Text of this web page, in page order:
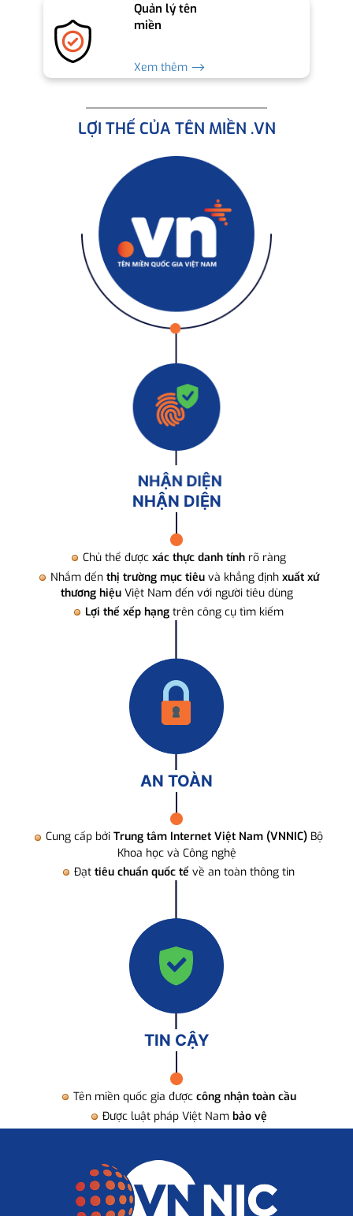
Quản lý tên
miền
Xem thêm ⟶
LỢI THẾ CỦA TÊN MIỀN .VN
NHẬN DIỆN
Chủ thể được xác thực danh tính rõ ràng
Nhắm đến thị trường mục tiêuvà khẳng định xuất xứ
thương hiệuViệt Nam đến với người tiêu dùng
Lợi thế xếp hạng trên công cụ tìm kiếm
AN TOÀN
Cung cấp bởi Trung tâm Internet Việt Nam (VNNIC) Bộ
Khoa học và Công nghệ
Đạt tiêu chuẩn quốc tế về an toàn thông tin
TIN CẬY
Tên miền quốc gia được công nhận toàn cầu
Được luật pháp Việt Nam bảo vệ